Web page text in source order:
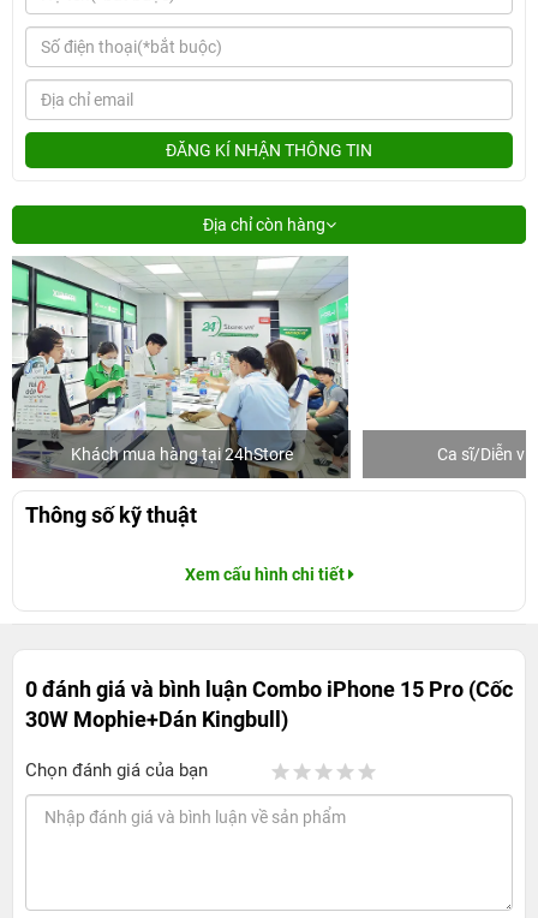
ĐĂNG KÍ NHẬN THÔNG TIN
Địa chỉ còn hàng
Khách mua hàng tại 24hStore Ca sĩ/Diễn
Thông số kỹ thuật
Xem cấu hình chi tiết
0 đánh giá và bình luậnCombo iPhone 15 Pro (Cốc
30W Mophie+Dán Kingbull)
Chọn đánh giá của bạn